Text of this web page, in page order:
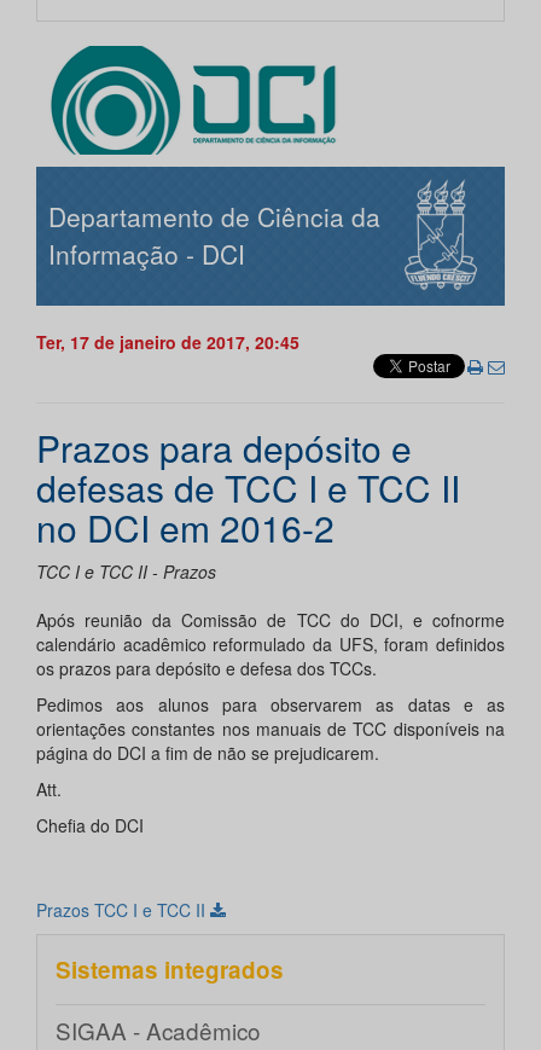
Departamento de Ciência da
Informação - DCI
Ter, 17 de janeiro de 2017, 20:45
Prazos para depósito e
defesas de TCC I e TCC II
no DCI em 2016-2
TCC I e TCC II - Prazos
Após reunião da Comissão de TCC do DCI, e cofnorme
calendário acadêmico reformulado da UFS, foram definidos
os prazos para depósito e defesa dos TCCs.
Pedimos aos alunos para observarem as datas e as
orientações constantes nos manuais de TCC disponíveis na
página do DCI a fim de não se prejudicarem.
Att.
Chefia do DCI
Prazos TCC I e TCC II
Sistemas integrados
SIGAA - Acadêmico